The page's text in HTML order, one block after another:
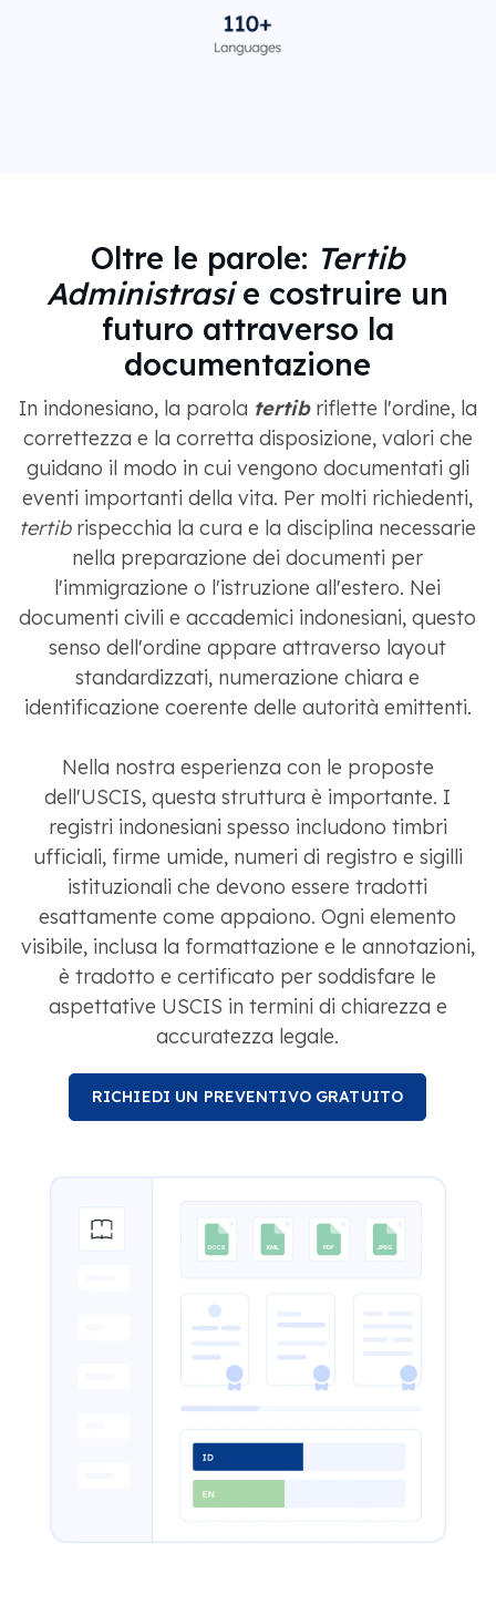
Oltre le parole: Tertib
Administrasie costruire un
futuro attraverso la
documentazione
In indonesiano, la parola tertibriflette l'ordine, la
correttezza e la corretta disposizione, valori che
guidano il modo in cui vengono documentati gli
eventi importanti della vita. Per molti richiedenti,
tertibrispecchia la cura e la disciplina necessarie
nella preparazione dei documenti per
l'immigrazione o l'istruzione all'estero. Nei
documenti civili e accademici indonesiani, questo
senso dell'ordine appare attraverso layout
standardizzati, numerazione chiara e
identificazione coerente delle autorità emittenti.
Nella nostra esperienza con le proposte
dell'USCIS, questa struttura è importante. I
registri indonesiani spesso includono timbri
ufficiali, firme umide, numeri di registro e sigilli
istituzionali che devono essere tradotti
esattamente come appaiono. Ogni elemento
visibile, inclusa la formattazione e le annotazioni,
è tradotto e certificato per soddisfare le
aspettative USCIS in termini di chiarezza e
accuratezza legale.
RICHIEDI UN PREVENTIVO GRATUITO